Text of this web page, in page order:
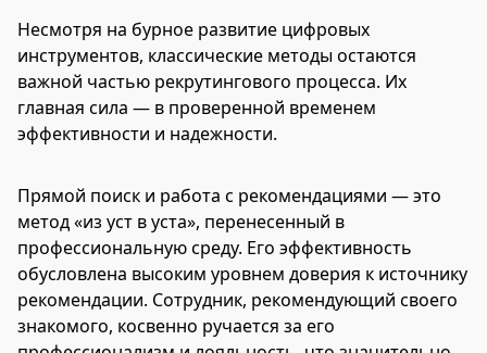
Несмотря на бурное развитие цифровых
инструментов, классические методы остаются
важной частью рекрутингового процесса. Их
главная сила — в проверенной временем
эффективности и надежности.
Прямой поиск и работа с рекомендациями — это
метод «из уст в уста», перенесенный в
профессиональную среду. Его эффективность
обусловлена высоким уровнем доверия к источнику
рекомендации. Сотрудник, рекомендующий своего
знакомого, косвенно ручается за его